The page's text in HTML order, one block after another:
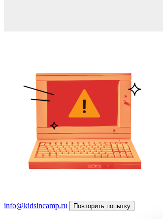
info@kidsincamp.ru
Повторить попытку